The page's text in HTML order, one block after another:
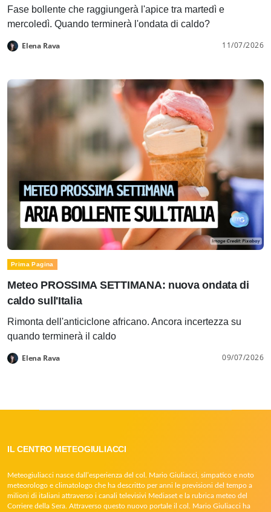
Fase bollente che raggiungerà l'apice tra martedì e
mercoledì. Quando terminerà l'ondata di caldo?
Elena Rava 11/07/2026
Prima Pagina
Meteo PROSSIMA SETTIMANA: nuova ondata di
caldo sull'Italia
Rimonta dell'anticiclone africano. Ancora incertezza su
quando terminerà il caldo
Elena Rava 09/07/2026
IL CENTRO METEOGIULIACCI
Meteogiuliacci nasce dall’esperienza del col. Mario Giuliacci, simpatico e noto
meteorologo e climatologo che ha descritto per anni le previsioni del tempo a
milioni di italiani attraverso i canali televisivi Mediaset e la rubrica meteo del
Corriere della Sera. Attraverso questo nuovo portale il col. Mario Giuliacci ha